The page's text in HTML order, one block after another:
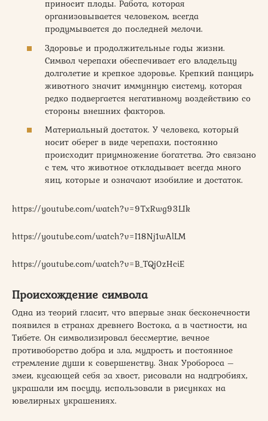
приносит плоды. Работа, которая
организовывается человеком, всегда
продумывается до последней мелочи.
Здоровье и продолжительные годы жизни.
Символ черепахи обеспечивает его владельцу
долголетие и крепкое здоровье. Крепкий панцирь
животного значит иммунную систему, которая
редко подвергается негативному воздействию со
стороны внешних факторов.
Материальный достаток. У человека, который
носит оберег в виде черепахи, постоянно
происходит приумножение богатства. Это связано
с тем, что животное откладывает всегда много
яиц, которые и означают изобилие и достаток.
https://youtube.com/watch?v=9TxRwg93LIk
https://youtube.com/watch?v=I18Nj1wAlLM
https://youtube.com/watch?v=B_TQj0zHciE
Происхождение символа
Одна из теорий гласит, что впервые знак бесконечности
появился в странах древнего Востока, а в частности, на
Тибете. Он символизировал бессмертие, вечное
противоборство добра и зла, мудрость и постоянное
стремление души к совершенству. Знак Уробороса –
змеи, кусающей себя за хвост, рисовали на надгробиях,
украшали им посуду, использовали в рисунках на
ювелирных украшениях.